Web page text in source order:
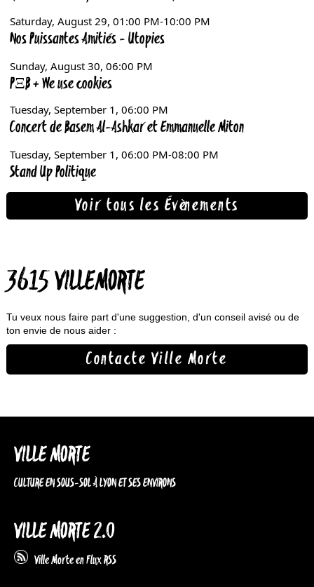
Voir tous les Évènements
3615 VILLEMORTE
Tu veux nous faire part d'une suggestion, d'un conseil avisé ou de
ton envie de nous aider :
Contacte Ville Morte
VILLE MORTE
CULTURE EN SOUS-SOL À LYON ET SES ENVIRONS
VILLE MORTE 2.0
Ville Morte en Flux RSS